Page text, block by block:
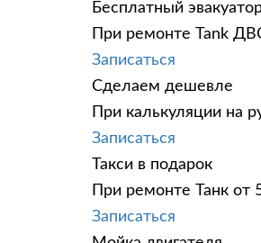
Бесплатный
При ремонте Tank
Записаться
Сделаем дешевле
При калькуляции на
Записаться
Такси в подарок
При ремонте Танк от
Записаться